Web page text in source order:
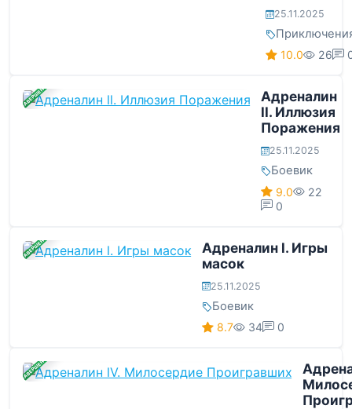
25.11.2025
10.0 26
ЗАВЕРШЕНА
Адреналин
ll. Иллюзия
Поражения
25.11.2025
Боевик
9.0
22
0
ЗАВЕРШЕНА
Адреналин l. Игры
масок
25.11.2025
Боевик
8.7 34 0
ЗАВЕРШЕНА